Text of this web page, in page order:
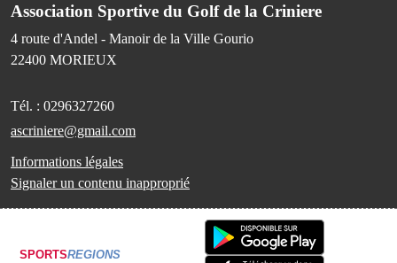
Association Sportive du Golf de la Criniere
4 route d'Andel - Manoir de la Ville Gourio
22400 MORIEUX
Tél. : 0296327260
ascriniere@gmail.com
Informations légales
Signaler un contenu inapproprié
SPORTSREGIONS